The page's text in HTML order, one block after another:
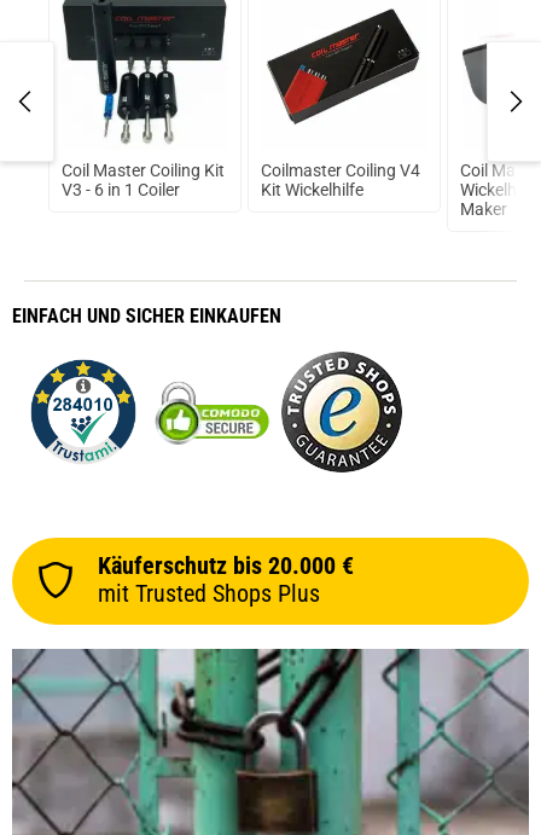
Coil Master Coiling Kit
V3 - 6 in 1 Coiler
Coilmaster Coiling V4
Kit Wickelhilfe
Coil
Maker
EINFACH UND SICHER EINKAUFEN
Käuferschutz bis 20.000 €
mit Trusted Shops Plus